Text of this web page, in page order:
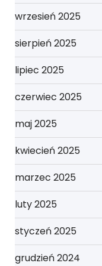
wrzesień 2025
sierpień 2025
lipiec 2025
czerwiec 2025
maj 2025
kwiecień 2025
marzec 2025
luty 2025
styczeń 2025
grudzień 2024